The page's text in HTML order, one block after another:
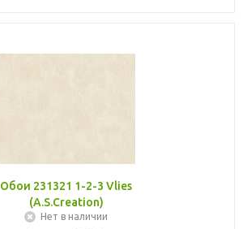
Обои 231321 1-2-3 Vlies
(A.S.Creation)
Нет в наличии